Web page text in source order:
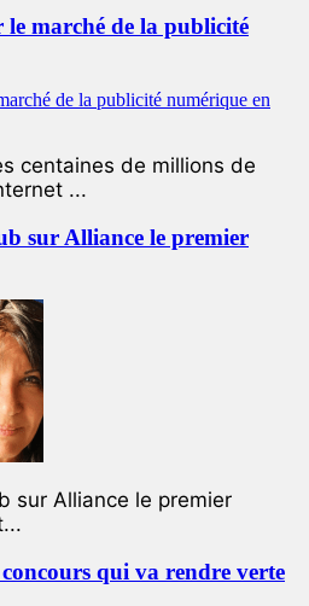
marché de la publicité
centaines de millions de
...
sur Alliance le premier
sur Alliance le premier
qui va rendre verte